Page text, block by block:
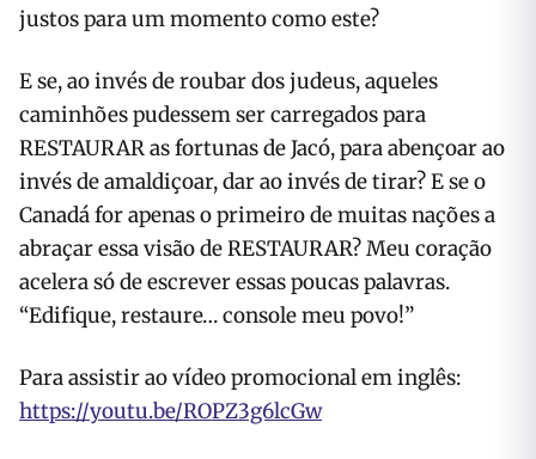
justos para um momento como este?
E se, ao invés de roubar dos judeus, aqueles
caminhões pudessem ser carregados para
RESTAURAR as fortunas de Jacó, para abençoar ao
invés de amaldiçoar, dar ao invés de tirar? E se o
Canadá for apenas o primeiro de muitas nações a
abraçar essa visão de RESTAURAR? Meu coração
acelera só de escrever essas poucas palavras.
“Edifique, restaure… console meu povo!”
Para assistir ao vídeo promocional em inglês:
https://youtu.be/ROPZ3g6lcGw